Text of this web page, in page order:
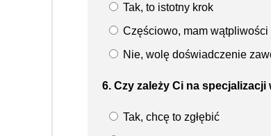
Tak, to istotny krok
Częściowo, mam wątpliwości
Nie, wolę doświadczenie
6. Czy zależy Ci na
Tak, chcę to zgłębić